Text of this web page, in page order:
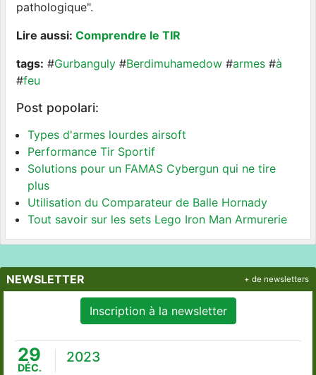
pathologique".
Lire aussi: Comprendre le TIR
tags: #Gurbanguly #Berdimuhamedow #armes #à
#feu
Post popolari:
Types d'armes lourdes airsoft
Performance Tir Sportif
Solutions pour un FAMAS Cybergun qui ne tire
plus
Utilisation du Comparateur de Balle Hornady
Tout savoir sur les sets Lego Iron Man Armurerie
NEWSLETTER
Inscription à la newsletter
29
DÉC.
2023
+ de newsletters